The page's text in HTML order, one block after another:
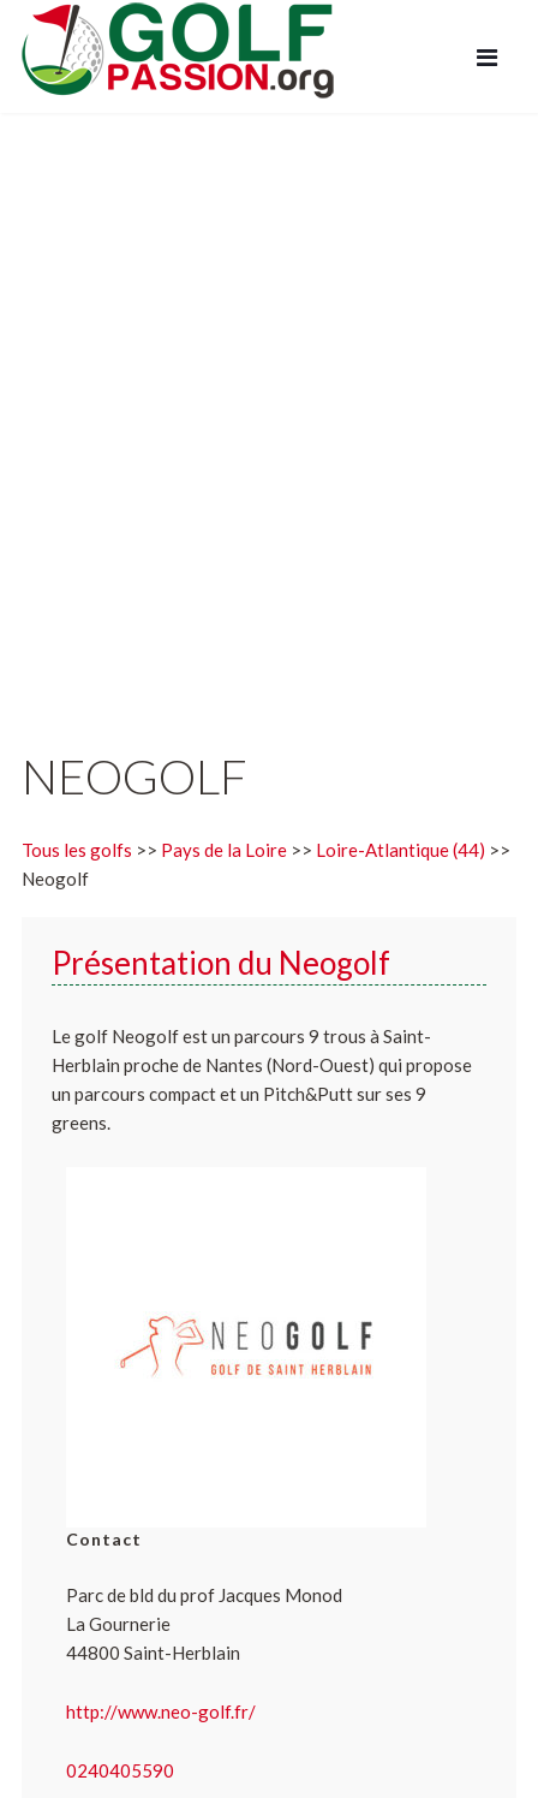
NEOGOLF
Tous les golfs >> Pays de la Loire>> Loire-Atlantique (44) >>
Neogolf
Présentation du Neogolf
Le golf Neogolf est un parcours 9 trous à Saint-
Herblain​ proche de Nantes (Nord-Ouest) qui propose
un parcours compact et un Pitch&Putt sur ses 9
greens.
Contact
Parc de bld du prof Jacques Monod
La Gournerie
44800 Saint-Herblain​
http://www.neo-golf.fr/
0240405590